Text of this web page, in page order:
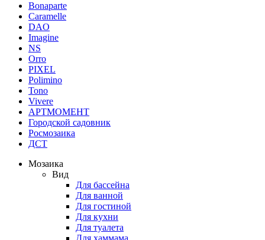
Bonaparte
Caramelle
DAO
Imagine
NS
Orro
PIXEL
Polimino
Tono
Vivere
АРТМОМЕНТ
Городской садовник
Росмозаика
ДСТ
Мозаика
Вид
Для бассейна
Для ванной
Для гостиной
Для кухни
Для туалета
Для хаммама